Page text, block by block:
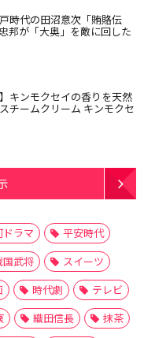
時代の田沼意次「賄賂伝
邦が「大奥」を敵に回した
キンモクセイの香りを天然
チームクリーム キンモクセ
ドラマ
平安時代
国武将
スイーツ
時代劇
テレビ
織田信長
抹茶